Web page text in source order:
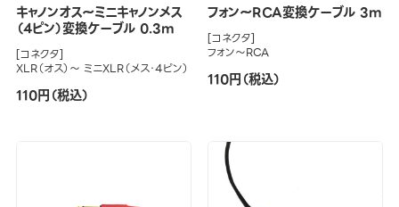
キャノンオス～ミニキャノンメス
（4ピン）変換ケーブル 0.3m
[コネクタ]
XLR（オス）～ ミニXLR（メス・4ピン）
110円（税込）
フォン～RCA変換ケーブル 3m
[コネクタ]
フォン～RCA
110円（税込）